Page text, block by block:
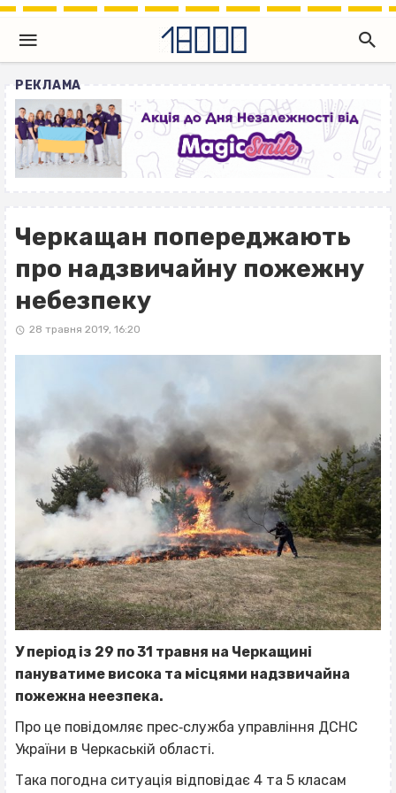
РЕКЛАМА
Черкащан попереджають
про надзвичайну пожежну
небезпеку
28 травня 2019, 16:20
У період із 29 по 31 травня на Черкащині
пануватиме висока та місцями надзвичайна
пожежна неезпека.
Про це повідомляє прес‐служба управління ДСНС
України в Черкаській області.
Така погодна ситуація відповідає 4 та 5 класам